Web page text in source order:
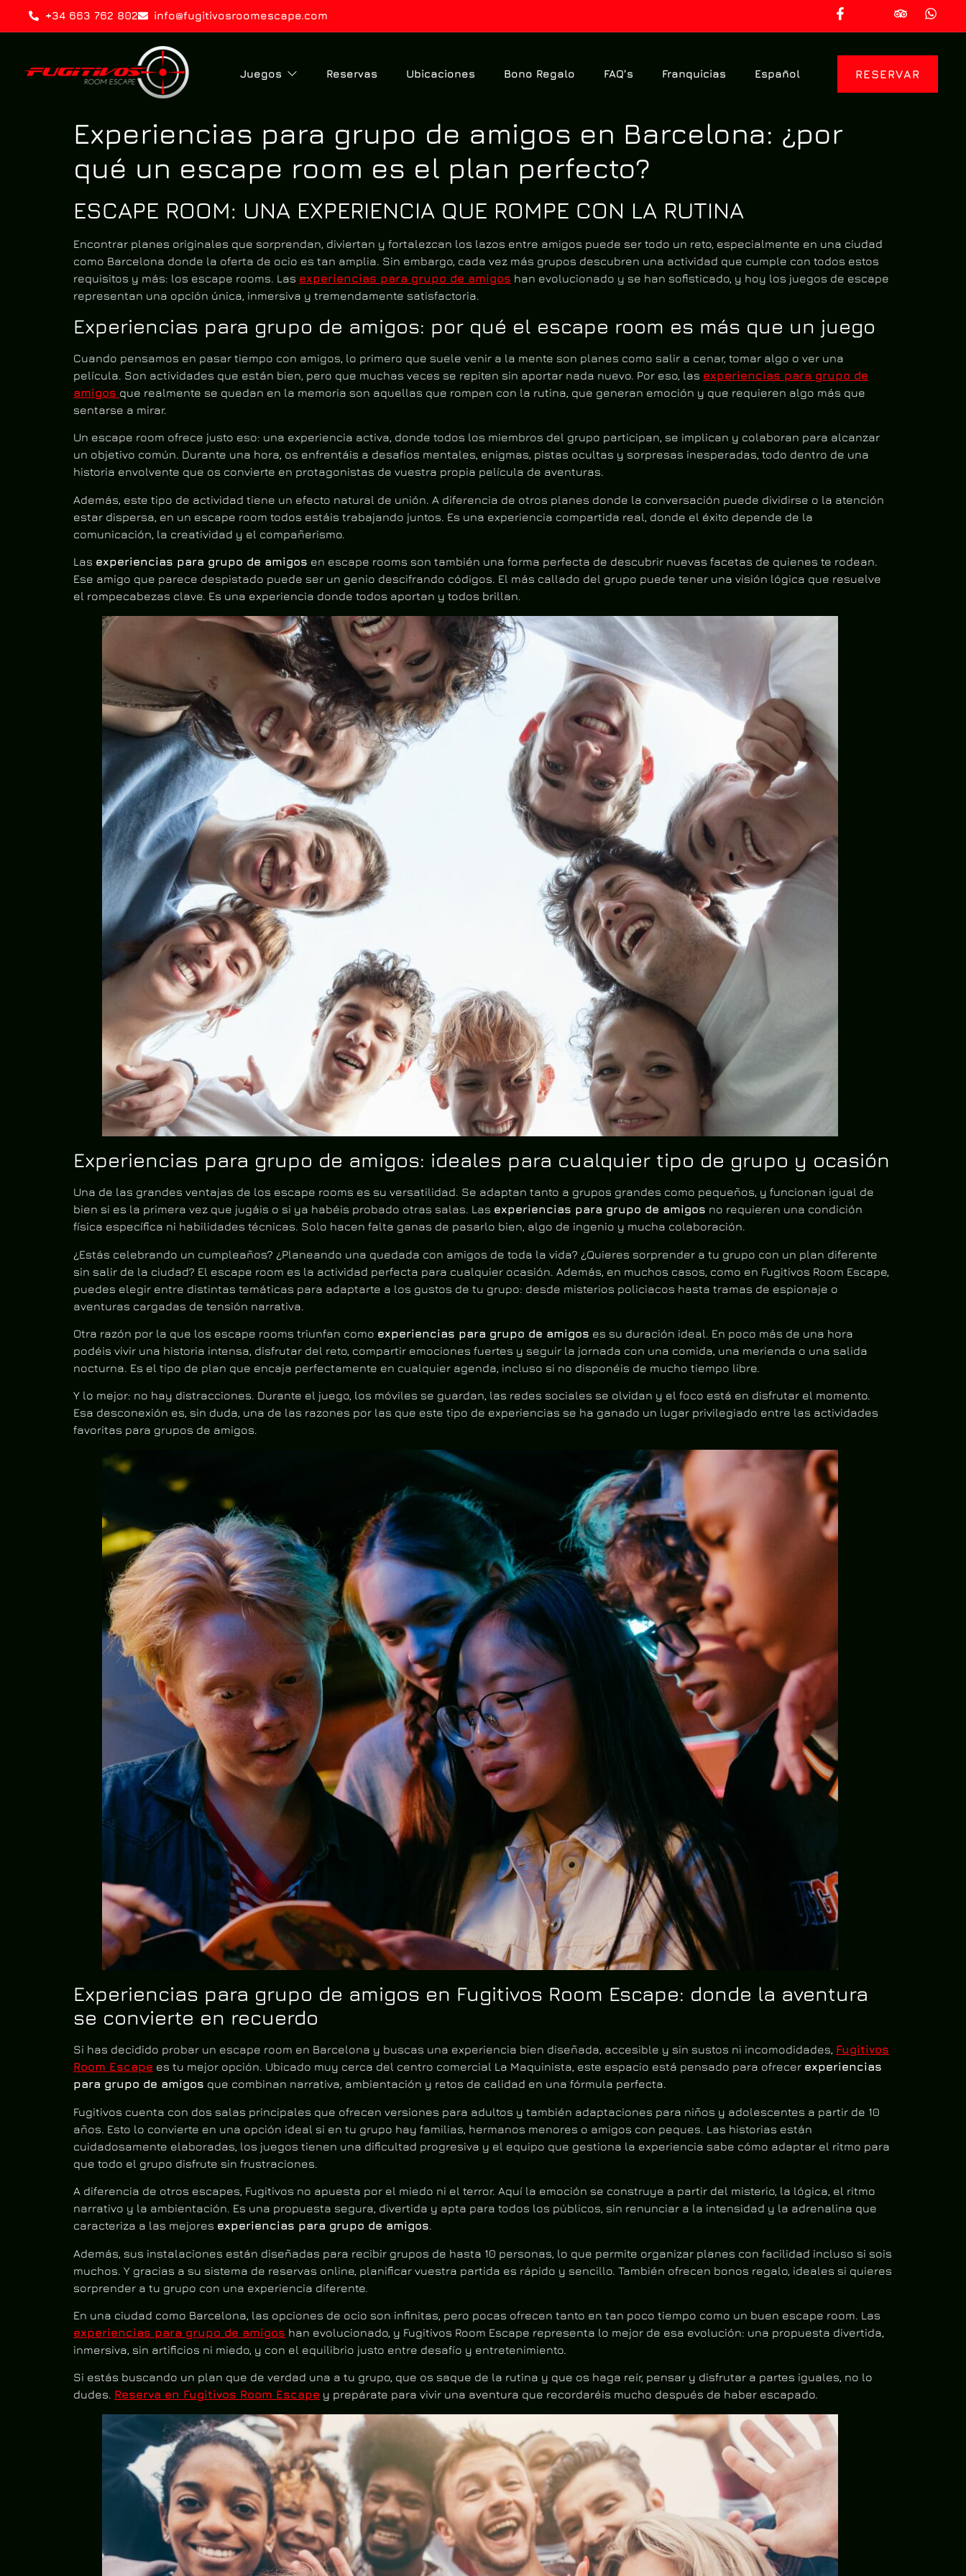
+34 663 762 802 info@fugitivosroomescape.com
Juegos Reservas Ubicaciones Bono Regalo FAQ’s Franquicias Español RESERVAR
Experiencias para grupo de amigos en Barcelona: ¿por
qué un escape room es el plan perfecto?
ESCAPE ROOM: UNA EXPERIENCIA QUE ROMPE CON LA RUTINA
Encontrar planes originales que sorprendan, diviertan y fortalezcan los lazos entre amigos puede ser todo un reto, especialmente en una ciudad
como Barcelona donde la oferta de ocio es tan amplia. Sin embargo, cada vez más grupos descubren una actividad que cumple con todos estos
requisitos y más: los escape rooms. Las experiencias para grupo de amigos han evolucionado y se han sofisticado, y hoy los juegos de escape
representan una opción única, inmersiva y tremendamente satisfactoria.
Experiencias para grupo de amigos: por qué el escape room es más que un juego
Cuando pensamos en pasar tiempo con amigos, lo primero que suele venir a la mente son planes como salir a cenar, tomar algo o ver una
película. Son actividades que están bien, pero que muchas veces se repiten sin aportar nada nuevo. Por eso, las experiencias para grupo de
amigos que realmente se quedan en la memoria son aquellas que rompen con la rutina, que generan emoción y que requieren algo más que
sentarse a mirar.
Un escape room ofrece justo eso: una experiencia activa, donde todos los miembros del grupo participan, se implican y colaboran para alcanzar
un objetivo común. Durante una hora, os enfrentáis a desafíos mentales, enigmas, pistas ocultas y sorpresas inesperadas, todo dentro de una
historia envolvente que os convierte en protagonistas de vuestra propia película de aventuras.
Además, este tipo de actividad tiene un efecto natural de unión. A diferencia de otros planes donde la conversación puede dividirse o la atención
estar dispersa, en un escape room todos estáis trabajando juntos. Es una experiencia compartida real, donde el éxito depende de la
comunicación, la creatividad y el compañerismo.
Las experiencias para grupo de amigos en escape rooms son también una forma perfecta de descubrir nuevas facetas de quienes te rodean.
Ese amigo que parece despistado puede ser un genio descifrando códigos. El más callado del grupo puede tener una visión lógica que resuelve
el rompecabezas clave. Es una experiencia donde todos aportan y todos brillan.
Experiencias para grupo de amigos: ideales para cualquier tipo de grupo y ocasión
Una de las grandes ventajas de los escape rooms es su versatilidad. Se adaptan tanto a grupos grandes como pequeños, y funcionan igual de
bien si es la primera vez que jugáis o si ya habéis probado otras salas. Las experiencias para grupo de amigos no requieren una condición
física específica ni habilidades técnicas. Solo hacen falta ganas de pasarlo bien, algo de ingenio y mucha colaboración.
¿Estás celebrando un cumpleaños? ¿Planeando una quedada con amigos de toda la vida? ¿Quieres sorprender a tu grupo con un plan diferente
sin salir de la ciudad? El escape room es la actividad perfecta para cualquier ocasión. Además, en muchos casos, como en Fugitivos Room Escape,
puedes elegir entre distintas temáticas para adaptarte a los gustos de tu grupo: desde misterios policiacos hasta tramas de espionaje o
aventuras cargadas de tensión narrativa.
Otra razón por la que los escape rooms triunfan como experiencias para grupo de amigos es su duración ideal. En poco más de una hora
podéis vivir una historia intensa, disfrutar del reto, compartir emociones fuertes y seguir la jornada con una comida, una merienda o una salida
nocturna. Es el tipo de plan que encaja perfectamente en cualquier agenda, incluso si no disponéis de mucho tiempo libre.
Y lo mejor: no hay distracciones. Durante el juego, los móviles se guardan, las redes sociales se olvidan y el foco está en disfrutar el momento.
Esa desconexión es, sin duda, una de las razones por las que este tipo de experiencias se ha ganado un lugar privilegiado entre las actividades
favoritas para grupos de amigos.
Experiencias para grupo de amigos en Fugitivos Room Escape: donde la aventura
se convierte en recuerdo
Si has decidido probar un escape room en Barcelona y buscas una experiencia bien diseñada, accesible y sin sustos ni incomodidades, Fugitivos
Room Escape es tu mejor opción. Ubicado muy cerca del centro comercial La Maquinista, este espacio está pensado para ofrecer experiencias
para grupo de amigos que combinan narrativa, ambientación y retos de calidad en una fórmula perfecta.
Fugitivos cuenta con dos salas principales que ofrecen versiones para adultos y también adaptaciones para niños y adolescentes a partir de 10
años. Esto lo convierte en una opción ideal si en tu grupo hay familias, hermanos menores o amigos con peques. Las historias están
cuidadosamente elaboradas, los juegos tienen una dificultad progresiva y el equipo que gestiona la experiencia sabe cómo adaptar el ritmo para
que todo el grupo disfrute sin frustraciones.
A diferencia de otros escapes, Fugitivos no apuesta por el miedo ni el terror. Aquí la emoción se construye a partir del misterio, la lógica, el ritmo
narrativo y la ambientación. Es una propuesta segura, divertida y apta para todos los públicos, sin renunciar a la intensidad y la adrenalina que
caracteriza a las mejores experiencias para grupo de amigos.
Además, sus instalaciones están diseñadas para recibir grupos de hasta 10 personas, lo que permite organizar planes con facilidad incluso si sois
muchos. Y gracias a su sistema de reservas online, planificar vuestra partida es rápido y sencillo. También ofrecen bonos regalo, ideales si quieres
sorprender a tu grupo con una experiencia diferente.
En una ciudad como Barcelona, las opciones de ocio son infinitas, pero pocas ofrecen tanto en tan poco tiempo como un buen escape room. Las
experiencias para grupo de amigos han evolucionado, y Fugitivos Room Escape representa lo mejor de esa evolución: una propuesta divertida,
inmersiva, sin artificios ni miedo, y con el equilibrio justo entre desafío y entretenimiento.
Si estás buscando un plan que de verdad una a tu grupo, que os saque de la rutina y que os haga reír, pensar y disfrutar a partes iguales, no lo
dudes. Reserva en Fugitivos Room Escape y prepárate para vivir una aventura que recordaréis mucho después de haber escapado.